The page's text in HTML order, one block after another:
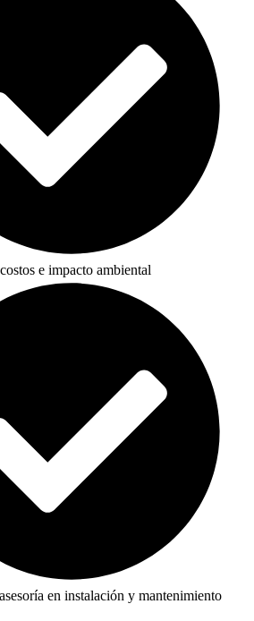
e impacto ambiental
en instalación y mantenimiento